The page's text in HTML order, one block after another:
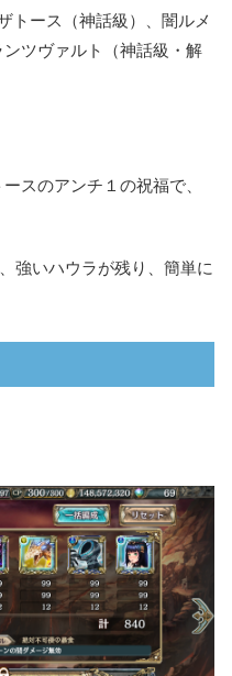
トース（神話級）、闇ルメ
ツヴァルト（神話級・解
スのアンチ１の祝福で、
強いハウラが残り、簡単に